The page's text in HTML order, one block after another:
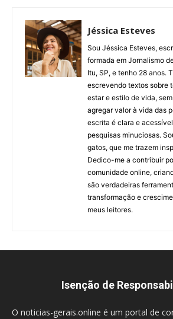
Jéssica Esteves
Sou Jéssica Esteves,
formada em Jornalismo
Itu, SP, e tenho 28 anos.
escrevendo textos sobre
estar e estilo de vida,
agregar valor à vida das
escrita é clara e
pesquisas minuciosas.
gatos, que me trazem
Dedico-me a contribuir
comunidade online,
são verdadeiras
transformação e
meus leitores.
Isenção de
O noticias-gerais.online é um portal de